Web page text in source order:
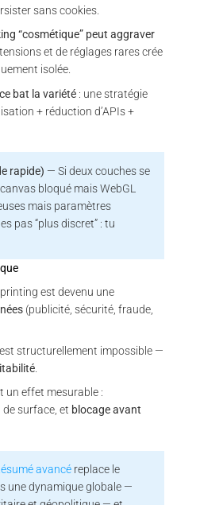
sans cookies.
“cosmétique” peut aggraver
et de réglages rares crée
isolée.
bat la variété : une stratégie
+ réduction d’APIs +
rapide) — Si deux couches se
bloqué mais WebGL
mais paramètres
pas “plus discret” : tu
est devenu une
(publicité, sécurité, fraude,
structurellement impossible —
un effet mesurable :
surface, et blocage avant
avancéreplace le
une dynamique globale —